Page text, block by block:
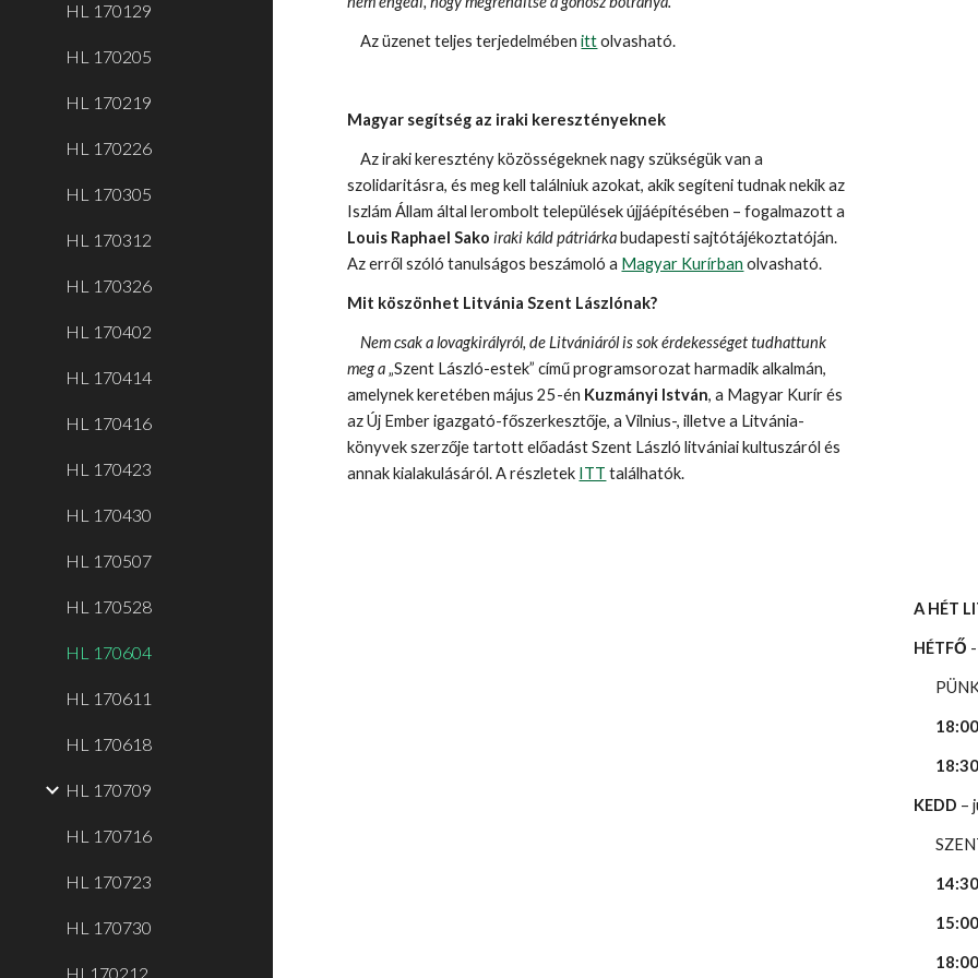
HL 170129
HL 170205
HL 170219
HL 170226
HL 170305
HL 170312
HL 170326
HL 170402
HL 170414
HL 170416
HL 170423
HL 170430
HL 170507
HL 170528
HL 170604
HL 170611
HL 170618
HL 170709
HL 170716
HL 170723
HL 170730
HL170212
Az üzenet teljes terjedelmébenittolvasható.
Magyar segítség az iraki keresztényeknek
Az iraki keresztény közösségeknek nagy szükségük van a
szolidaritásra, és meg kell találniuk azokat, akik segíteni tudnak nekik az
Iszlám Állam által lerombolt települések újjáépítésében – fogalmazott a
Louis Raphael Sakoiraki káld pátriárkabudapesti sajtótájékoztatóján.
Az erről szóló tanulságos beszámoló a Magyar Kurírban olvasható.
Mit köszönhet Litvánia Szent Lászlónak?
Nem csak a lovagkirályról, de Litvániáról is sok érdekességet tudhattunk
meg a„Szent László-estek” című programsorozat harmadik alkalmán,
amelynek keretében május 25-én Kuzmányi István, a Magyar Kurír és
az Új Ember igazgató-főszerkesztője, a Vilnius-, illetve a Litvánia-
könyvek szerzője tartott előadást Szent László litvániai kultuszáról és
annak kialakulásáról. A részletek ITT találhatók.
A HÉT
HÉTFŐ
KEDD –